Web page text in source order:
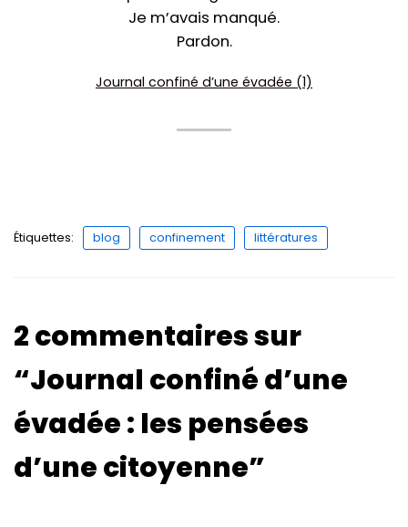
Je m’avais manqué.
Pardon.
Journal confiné d’une évadée (1)
Étiquettes: blog confinement littératures
2 commentaires sur
“Journal confiné d’une
évadée : les pensées
d’une citoyenne”